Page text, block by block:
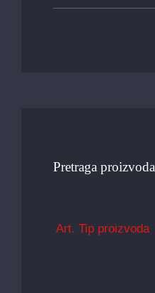
Pretraga proizvoda